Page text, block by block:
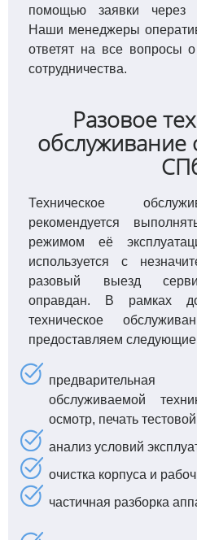
помощью заявки через
Наши менеджеры
ответят на все вопросы
сотрудничества.
Разовое
обслуживание
Техническое
рекомендуется
режимом её
используется с
разовый выезд
оправдан. В рамках
техническое
предоставляем следующие
обслуживаемой
осмотр, печать
анализ условий
очистка корпуса и
частичная разборка